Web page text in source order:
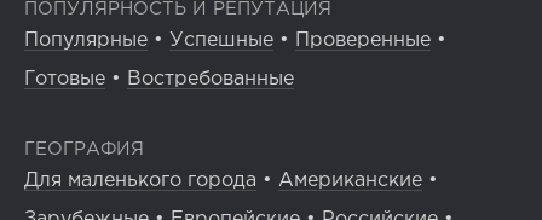
ПОПУЛЯРНОСТЬ И РЕПУТАЦИЯ
Популярные • Успешные • Проверенные •
Готовые • Востребованные
ГЕОГРАФИЯ
Для маленького города • Американские •